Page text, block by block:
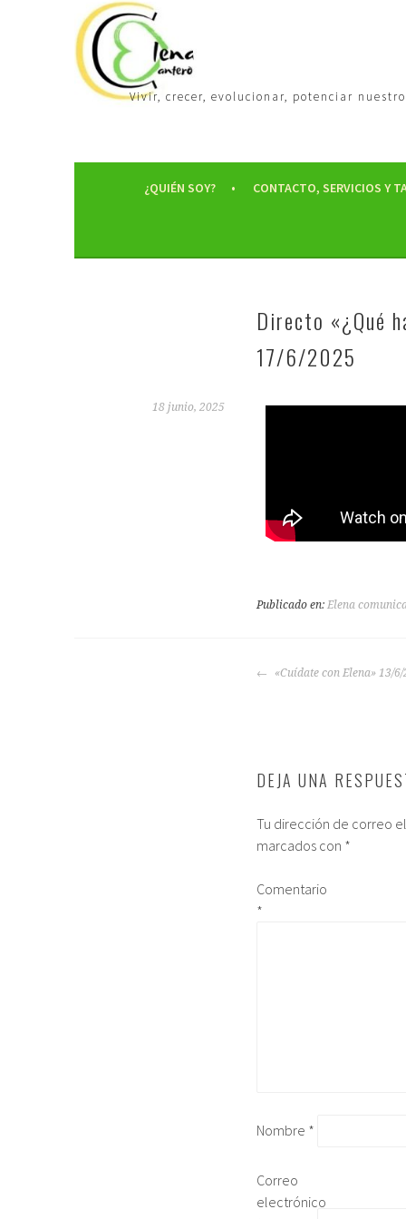
Vivir, crecer, evolucionar, potenciar
¿QUIÉN SOY? CONTACTO, SERVICIOS Y
Directo «¿Qué
17/6/2025
18 junio, 2025
Publicado en: Elena
«Cuídate con Elena» 13/
DEJA UNA
Tu dirección de correo
marcados con *
Comentario
*
Nombre *
Correo
electrónico